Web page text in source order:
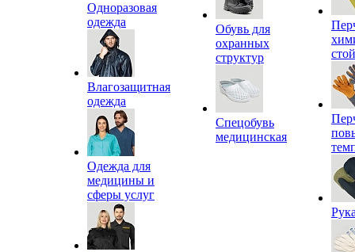
Одноразовая
одежда
Влагозащитная
одежда
Одежда для
медицины и
сферы услуг
Обувь для
охранных
структур
Спецобувь
медицинская